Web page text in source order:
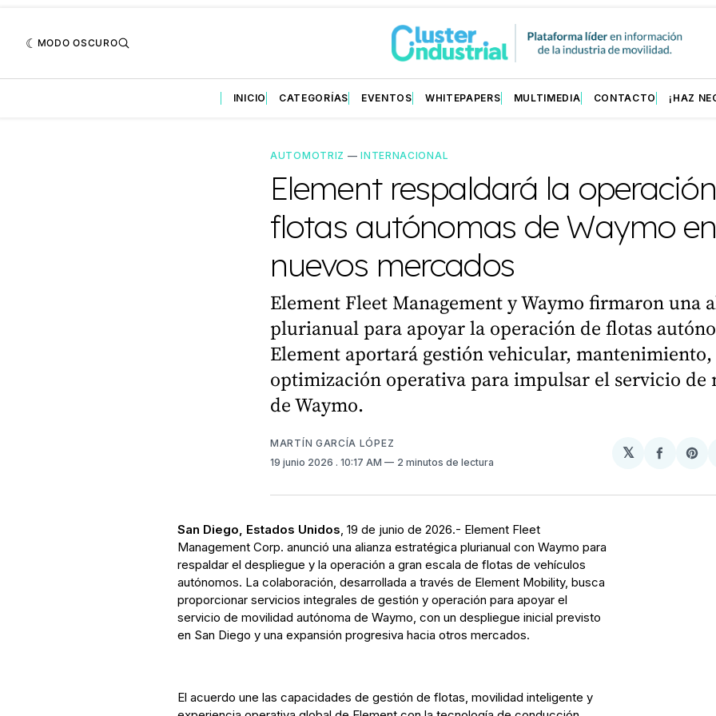
MODO OSCURO
INICIO CATEGORÍAS EVENTOS WHITEPAPERS MULTIMEDIA CONTACTO ¡HAZ
AUTOMOTRIZ —INTERNACIONAL
Element respaldará la
flotas autónomas de Waymo en
nuevos mercados
Element Fleet Management y Waymo firmaron una
plurianual para apoyar la operación de flotas
Element aportará gestión vehicular, mantenimiento,
optimización operativa para impulsar el servicio de
de Waymo.
MARTÍN GARCÍA LÓPEZ
19 junio 2026 . 10:17 AM 2 minutos de lectura
𝕏
San Diego, Estados Unidos, 19 de junio de 2026.- Element Fleet
Management Corp. anunció una alianza estratégica plurianual con Waymo para
respaldar el despliegue y la operación a gran escala de flotas de vehículos
autónomos. La colaboración, desarrollada a través de Element Mobility, busca
proporcionar servicios integrales de gestión y operación para apoyar el
servicio de movilidad autónoma de Waymo, con un despliegue inicial previsto
en San Diego y una expansión progresiva hacia otros mercados.
El acuerdo une las capacidades de gestión de flotas, movilidad inteligente y